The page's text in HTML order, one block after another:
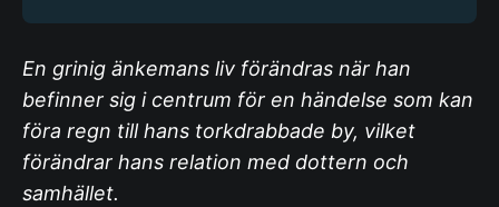
En grinig änkemans liv förändras när han
befinner sig i centrum för en händelse som kan
föra regn till hans torkdrabbade by, vilket
förändrar hans relation med dottern och
samhället.